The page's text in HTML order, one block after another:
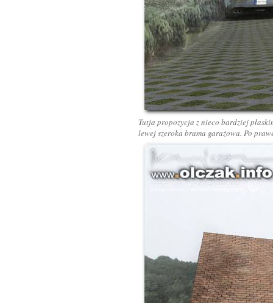
Tutja propozycja z nieco bardziej
lewej szeroka brama garażowa. Po